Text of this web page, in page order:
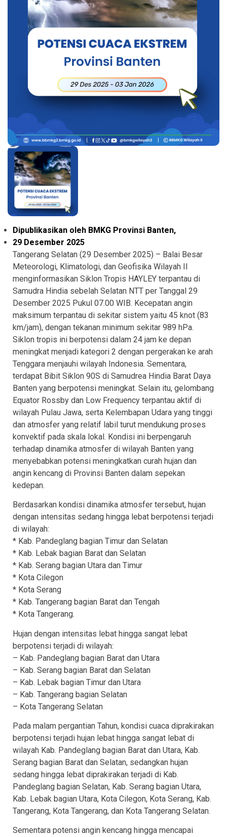
Dipublikasikan oleh BMKG Provinsi Banten,
29 Desember 2025
Tangerang Selatan (29 Desember 2025) – Balai Besar
Meteorologi, Klimatologi, dan Geofisika Wilayah II
menginformasikan Siklon Tropis HAYLEY terpantau di
Samudra Hindia sebelah Selatan NTT per Tanggal 29
Desember 2025 Pukul 07.00 WIB. Kecepatan angin
maksimum terpantau di sekitar sistem yaitu 45 knot (83
km/jam), dengan tekanan minimum sekitar 989 hPa.
Siklon tropis ini berpotensi dalam 24 jam ke depan
meningkat menjadi kategori 2 dengan pergerakan ke arah
Tenggara menjauhi wilayah Indonesia. Sementara,
terdapat Bibit Siklon 90S di Samudrea Hindia Barat Daya
Banten yang berpotensi meningkat. Selain itu, gelombang
Equator Rossby dan Low Frequency terpantau aktif di
wilayah Pulau Jawa, serta Kelembapan Udara yang tinggi
dan atmosfer yang relatif labil turut mendukung proses
konvektif pada skala lokal. Kondisi ini berpengaruh
terhadap dinamika atmosfer di wilayah Banten yang
menyebabkan potensi meningkatkan curah hujan dan
angin kencang di Provinsi Banten dalam sepekan
kedepan.
Berdasarkan kondisi dinamika atmosfer tersebut, hujan
dengan intensitas sedang hingga lebat berpotensi terjadi
di wilayah:
* Kab. Pandeglang bagian Timur dan Selatan
* Kab. Lebak bagian Barat dan Selatan
* Kab. Serang bagian Utara dan Timur
* Kota Cilegon
* Kota Serang
* Kab. Tangerang bagian Barat dan Tengah
* Kota Tangerang.
Hujan dengan intensitas lebat hingga sangat lebat
berpotensi terjadi di wilayah:
– Kab. Pandeglang bagian Barat dan Utara
– Kab. Serang bagian Barat dan Selatan
– Kab. Lebak bagian Timur dan Utara
– Kab. Tangerang bagian Selatan
– Kota Tangerang Selatan
Pada malam pergantian Tahun, kondisi cuaca diprakirakan
berpotensi terjadi hujan lebat hingga sangat lebat di
wilayah Kab. Pandeglang bagian Barat dan Utara, Kab.
Serang bagian Barat dan Selatan, sedangkan hujan
sedang hingga lebat diprakirakan terjadi di Kab.
Pandeglang bagian Selatan, Kab. Serang bagian Utara,
Kab. Lebak bagian Utara, Kota Cilegon, Kota Serang, Kab.
Tangerang, Kota Tangerang, dan Kota Tangerang Selatan.
Sementara potensi angin kencang hingga mencapai